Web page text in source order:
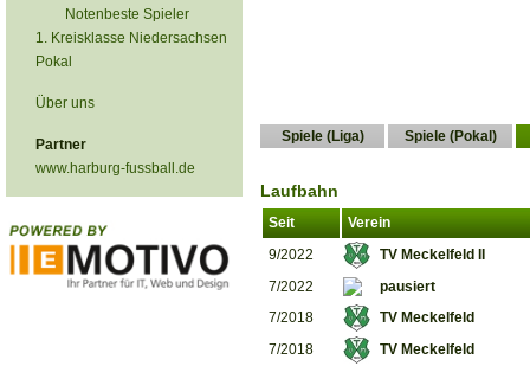
Notenbeste Spieler
1. Kreisklasse Niedersachsen
Pokal
Über uns
Partner
www.harburg-fussball.de
Spiele (Liga) Spiele (Pokal)
Laufbahn
Seit
Verein
9/2022
TV Meckelfeld II
7/2022
pausiert
7/2018
TV Meckelfeld
7/2018
TV Meckelfeld